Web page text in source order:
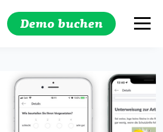
Demo buchen
Suchen